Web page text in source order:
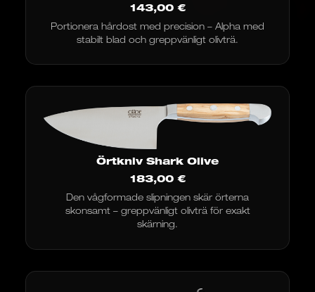
143,00 €
Portionera hårdost med precision – Alpha med
stabilt blad och greppvänligt olivträ.
Örtkniv Shark Olive
183,00 €
Den vågformade slipningen skär örterna
skonsamt – greppvänligt olivträ för exakt
skärning.